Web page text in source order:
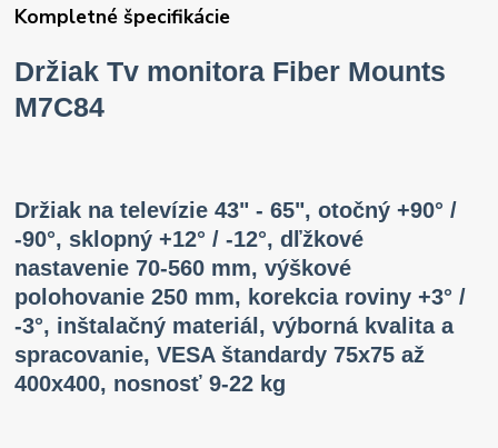
Kompletné špecifikácie
Držiak Tv monitora Fiber Mounts
M7C84
Držiak na televízie 43" - 65", otočný +90° /
-90°, sklopný +12° / -12°, dľžkové
nastavenie 70-560 mm, výškové
polohovanie 250 mm, korekcia roviny +3° /
-3°, inštalačný materiál, výborná kvalita a
spracovanie, VESA štandardy 75x75 až
400x400, nosnosť 9-22 kg